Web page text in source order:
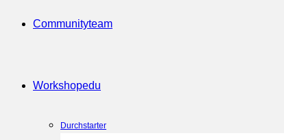
Communityteam
Workshopedu
Durchstarter